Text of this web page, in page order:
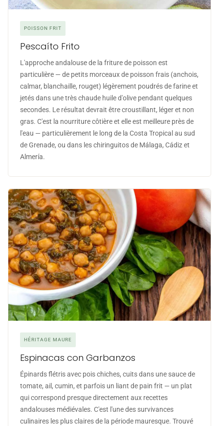
POISSON FRIT
Pescaíto Frito
L'approche andalouse de la friture de poisson est
particulière — de petits morceaux de poisson frais (anchois,
calmar, blanchaille, rouget) légèrement poudrés de farine et
jetés dans une très chaude huile d'olive pendant quelques
secondes. Le résultat devrait être croustillant, léger et non
gras. C'est la nourriture côtière et elle est meilleure près de
l'eau — particulièrement le long de la Costa Tropical au sud
de Grenade, ou dans les chiringuitos de Málaga, Cádiz et
Almería.
HÉRITAGE MAURE
Espinacas con Garbanzos
Épinards flétris avec pois chiches, cuits dans une sauce de
tomate, ail, cumin, et parfois un liant de pain frit — un plat
qui correspond presque directement aux recettes
andalouses médiévales. C'est l'une des survivances
culinaires les plus claires de la période mauresque. Trouvé